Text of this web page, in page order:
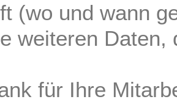
(wo und wann
weiteren
für Ihre